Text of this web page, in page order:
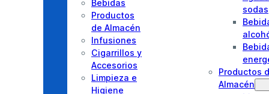
Bebidas
Productos
de Almacén
Infusiones
Cigarrillos y
Accesorios
Limpieza e
Higiene
sodas
Productos
Almacén